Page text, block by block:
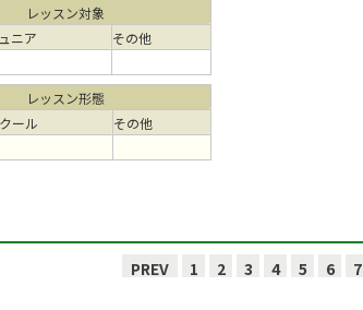
レッスン対象
ニア
その他
レッスン形態
ール
その他
PREV 1 2 3 4 5 6 7